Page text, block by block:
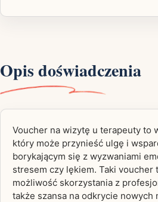
Opis doświadczenia
Voucher na wizytę u terapeuty to
który może przynieść ulgę i
borykającym się z wyzwaniami
stresem czy lękiem. Taki voucher
możliwość skorzystania z
także szansa na odkrycie nowych